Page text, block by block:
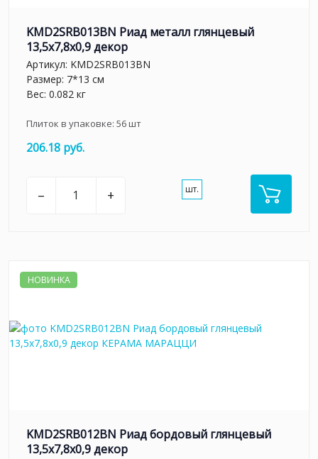
KMD2SRB013BN Риад металл глянцевый
13,5x7,8x0,9 декор
Артикул: KMD2SRB013BN
Размер: 7*13 см
Вес: 0.082 кг
Плиток в упаковке: 56шт
206.18 руб.
– + шт.
НОВИНКА
KMD2SRB012BN Риад бордовый глянцевый
13,5x7,8x0,9 декор